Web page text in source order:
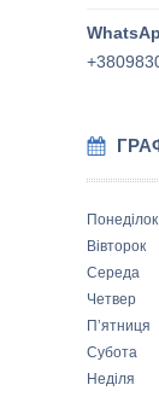
Понеділок
Вівторок
Середа
Четвер
Пʼятниця
Субота
Неділя